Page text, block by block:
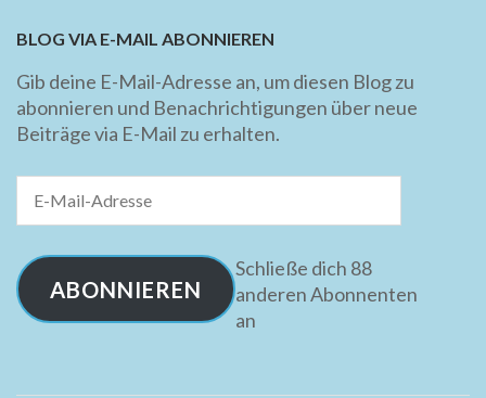
BLOG VIA E-MAIL ABONNIEREN
Gib deine E-Mail-Adresse an, um diesen Blog zu
abonnieren und Benachrichtigungen über neue
Beiträge via E-Mail zu erhalten.
Mail-
ABONNIEREN
Schließe dich 88
anderen Abonnenten
an